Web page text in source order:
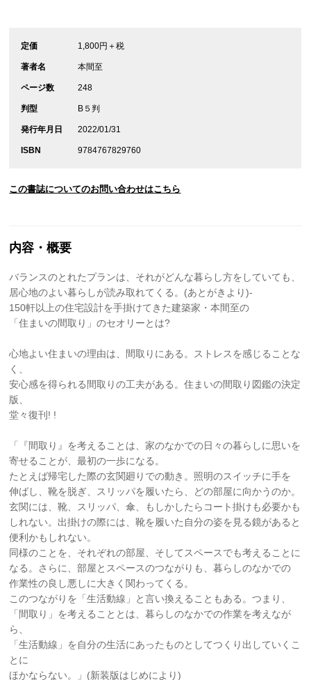
定価 1,800円＋税
著者名 本間至
ページ数 248
判型 B５判
発行年月日 2022/01/31
ISBN 9784767829760
この書誌についてのお問い合わせはこちら
内容・概要
バランスのとれたプランは、それがどんな暮らし方をしていても、
居心地のよい暮らしが読み取れてくる。(あとがきより)-
150軒以上の住宅設計を手掛けてきた建築家・本間至の
「住まいの間取り」のセオリーとは?
心地よい住まいの理由は、間取りにある。ストレスを感じることな
く、
安心感を得られる間取りの工夫がある。住まいの間取り図鑑の決定
版、
堂々復刊! !
「『間取り』を考えることは、家のなかでの日々の暮らしに思いを
寄せることが、最初の一歩になる。
たとえば帰宅した際の玄関廻りでの動き。照明のスイッチに手を
伸ばし、靴を脱ぎ、スリッパを履いたら、どの部屋に向かうのか。
玄関には、靴、スリッパ、傘、もしかしたらコート掛けも必要かも
しれない。出掛けの際には、靴を履いた自分の姿を見る鏡があると
便利かもしれない。
同様のことを、それぞれの部屋、そしてスペースでも考えることに
なる。さらに、部屋とスペースのつながりも、暮らしのなかでの
作業性の良し悪しに大きく関わってくる。
このつながりを「生活動線」と言い換えることもある。つまり、
「間取り」を考えることとは、暮らしのなかでの作業を考えなが
ら、
「生活動線」を自分の生活にあったものとしてつくり出していくこ
とに
ほかならない。」(新装版はじめにより)